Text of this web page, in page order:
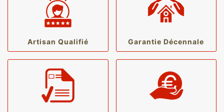
Artisan Qualifié Garantie Décennale